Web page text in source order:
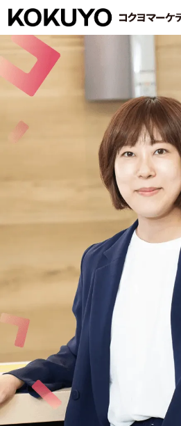
採用責任者からのメッセージ
コクヨマーケティングを知る
働く環境
「働く」を知る
働く人たち
営業職
設計職
施工管理職
「事例」を知る